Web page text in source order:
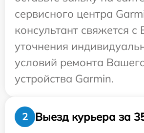
сервисного центра
консультант свяжется
уточнения
условий ремонта
устройства Garmin.
2 Выезд курьера за